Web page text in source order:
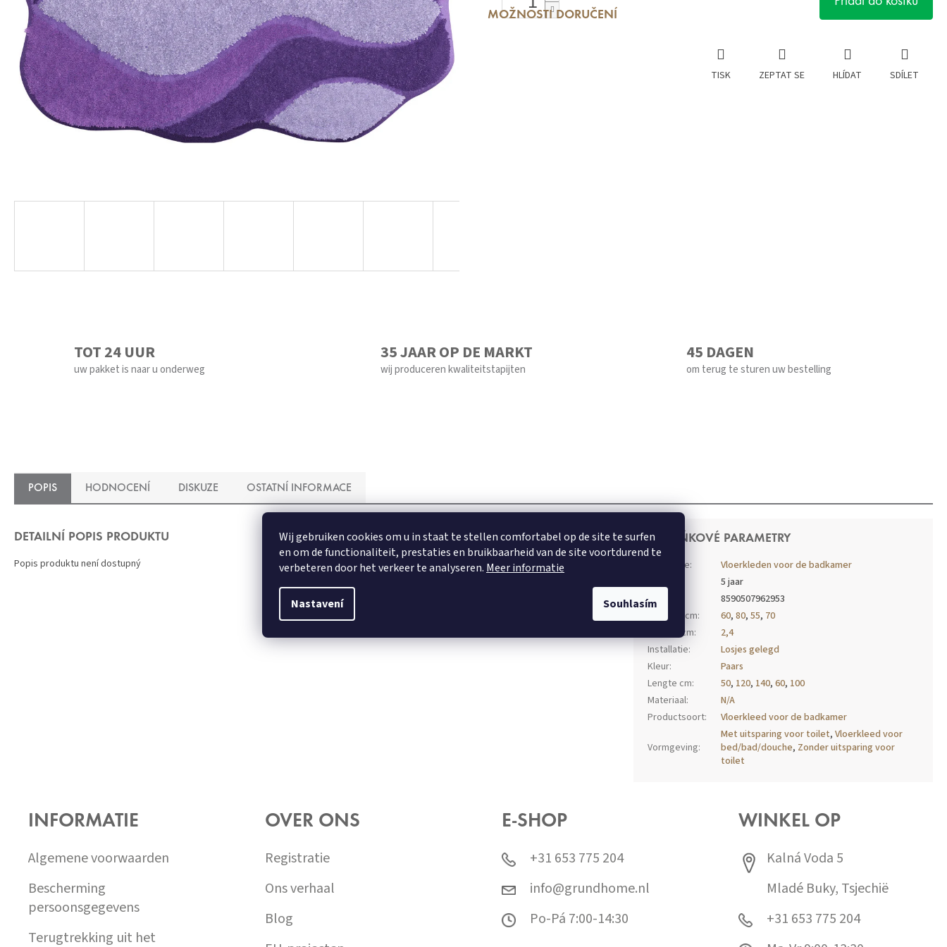
Wij gebruiken cookies om u in staat te stellen comfortabel op de site te surfen
en om de functionaliteit, prestaties en bruikbaarheid van de site voortdurend te
verbeteren door het verkeer te analyseren. Meer informatie
Nastavení Souhlasím
MOŽNOSTI DORUČENÍ
TISK ZEPTAT SE HLÍDAT SDÍLET
TOT 24 UUR
uw pakket is naar u onderweg
35 JAAR OP DE MARKT
wij produceren kwaliteitstapijten
45 DAGEN
om terug te sturen uw bestelling
POPIS HODNOCENÍ DISKUZE OSTATNÍ INFORMACE
DETAILNÍ POPIS PRODUKTU
Popis produktu není dostupný
DOPLŇKOVÉ PARAMETRY
Kategorie:
Vloerkleden voor de badkamer
5 jaar
EAN
8590507962953
Breedte cm: 60,80,55, 70
Hoogte cm:
2,4
Installatie:
Losjes gelegd
Kleur:
Paars
Lengte cm: 50, 120, 140,60, 100
Materiaal:
N/A
Productsoort: Vloerkleed voor de badkamer
Vormgeving:
Met uitsparing voor toilet,Vloerkleed voor
bed/bad/douche, Zonder uitsparing voor
toilet
INFORMATIE
Algemene voorwaarden
Bescherming
persoonsgegevens
Terugtrekking uit het
OVER ONS
Registratie
Ons verhaal
Blog
E-SHOP
+31 653 775 204
info@grundhome.nl
Po-Pá 7:00-14:30
WINKEL OP
Kalná Voda 5
Mladé Buky, Tsjechië
+31 653 775 204